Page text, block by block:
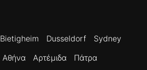
Bietigheim Dusseldorf
Sydney
Αθήνα Αρτέμιδα
Πάτρα